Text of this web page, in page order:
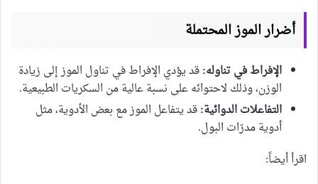
أضرار الموز المحتملة
الإفراط في تناوله:قد يؤدي الإفراط في تناول الموز إلى زيادة
الوزن، وذلك لاحتوائه على نسبة عالية من السكريات الطبيعية.
التفاعلات الدوائية:قد يتفاعل الموز مع بعض الأدوية، مثل
أدوية مدرّات البول.
اقرأ أيضاً: